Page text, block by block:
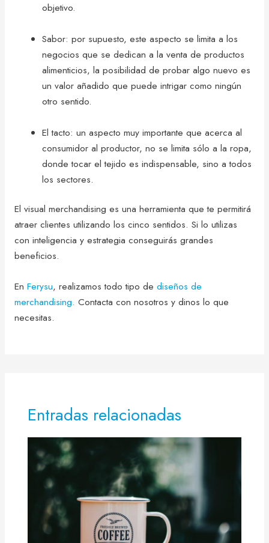
objetivo.
Sabor: por supuesto, este aspecto se limita a los
negocios que se dedican a la venta de productos
alimenticios, la posibilidad de probar algo nuevo es
un valor añadido que puede intrigar como ningún
otro sentido.
El tacto: un aspecto muy importante que acerca al
consumidor al productor, no se limita sólo a la ropa,
donde tocar el tejido es indispensable, sino a todos
los sectores.
El visual merchandising es una herramienta que te permitirá
atraer clientes utilizando los cinco sentidos. Si lo utilizas
con inteligencia y estrategia conseguirás grandes
beneficios.
En Ferysu, realizamos todo tipo de diseños de
merchandising. Contacta con nosotros y dinos lo que
necesitas.
Entradas relacionadas